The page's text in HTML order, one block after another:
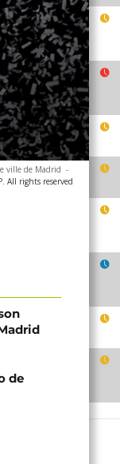
ville de Madrid -
All rights reserved
de